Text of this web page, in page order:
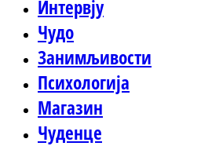
Интервју
Чудо
Занимљивости
Психологија
Магазин
Чуденце